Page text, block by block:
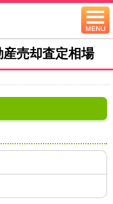
売却査定相場